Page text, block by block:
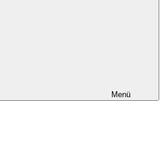
Menü